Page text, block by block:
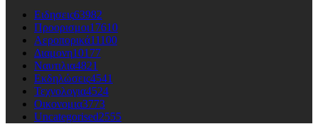
Ειδησεις63982
Προορισμοι17610
Αεροπορικά11100
Διαμονη10177
Ναυτιλια4821
Εκδηλώσεις4541
Τεχνολογια4524
Οικονομια3773
Uncategorised2555